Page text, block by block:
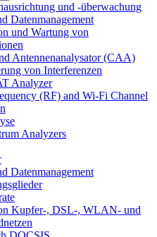
und -überwachung
Datenmanagement
und Wartung von
Antennenanalysator (CAA)
von Interferenzen
Analyzer
(RF) and Wi-Fi Channel
Analyzers
Datenmanagement
Kupfer-, DSL-, WLAN- und